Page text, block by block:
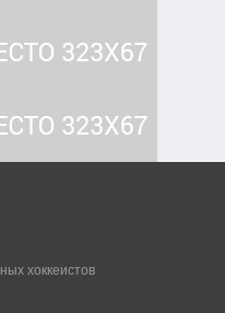
хоккеистов